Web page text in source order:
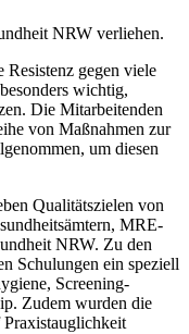
NRW verliehen.
gegen viele
wichtig,
Die Mitarbeitenden
von Maßnahmen zur
um diesen
Qualitätszielen von
MRE-
NRW. Zu den
Schulungen ein speziell
Screening-
Zudem wurden die